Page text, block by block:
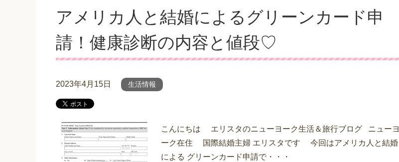
アメリカ人と結婚によるグリーンカード申
請！健康診断の内容と値段♡
2023年4月15日 生活情報
こんにちは エリスタのニューヨーク生活＆旅行ブログ ニューヨ
ーク在住 国際結婚主婦 エリスタです 今回はアメリカ人と結婚
による グリーンカード申請で・・・